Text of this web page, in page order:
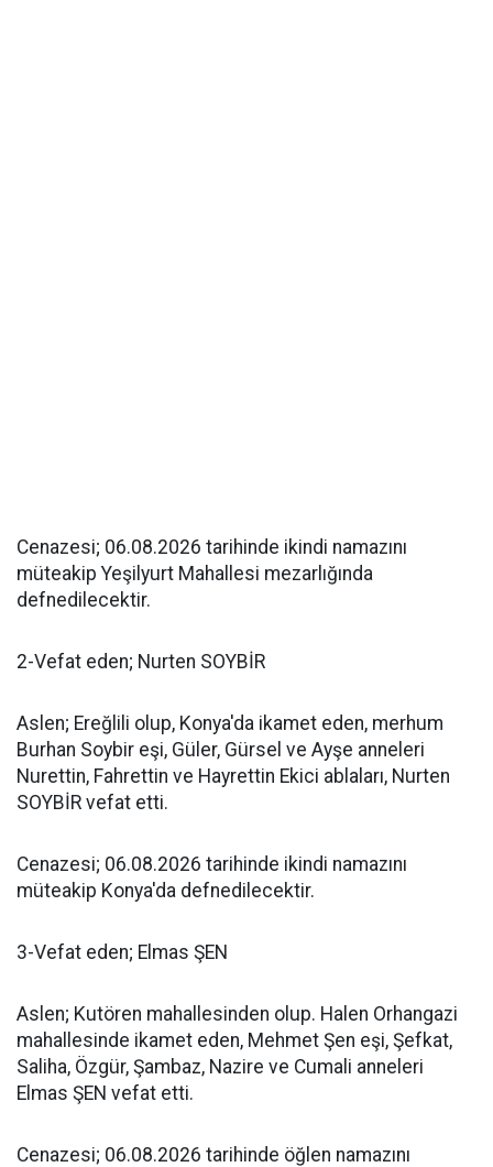
Cenazesi; 06.08.2026 tarihinde ikindi namazını
müteakip Yeşilyurt Mahallesi mezarlığında
defnedilecektir.
2-Vefat eden; Nurten SOYBİR
Aslen; Ereğlili olup, Konya'da ikamet eden, merhum
Burhan Soybir eşi, Güler, Gürsel ve Ayşe anneleri
Nurettin, Fahrettin ve Hayrettin Ekici ablaları, Nurten
SOYBİR vefat etti.
Cenazesi; 06.08.2026 tarihinde ikindi namazını
müteakip Konya'da defnedilecektir.
3-Vefat eden; Elmas ŞEN
Aslen; Kutören mahallesinden olup. Halen Orhangazi
mahallesinde ikamet eden, Mehmet Şen eşi, Şefkat,
Saliha, Özgür, Şambaz, Nazire ve Cumali anneleri
Elmas ŞEN vefat etti.
Cenazesi; 06.08.2026 tarihinde öğlen namazını